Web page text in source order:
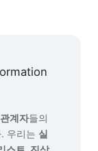
계자들의
우리는 실